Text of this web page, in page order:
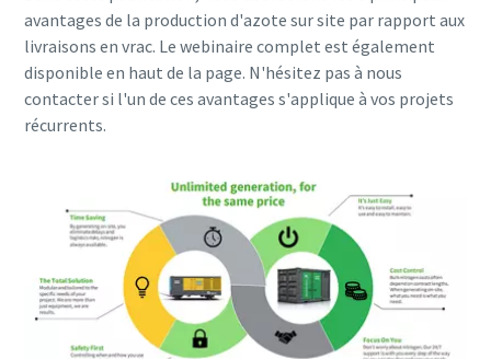
avantages de la production d'azote sur site par rapport aux
livraisons en vrac. Le webinaire complet est également
disponible en haut de la page. N'hésitez pas à nous
contacter si l'un de ces avantages s'applique à vos projets
récurrents.